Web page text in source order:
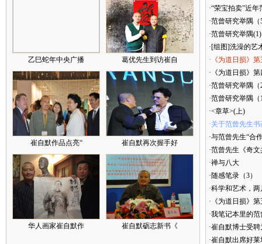
乙巳蛇年中央广播 葛优先生到访崔自
崔自默作品点亮“ 崔自默再次握手好
华人画家崔自默作 崔自默砺志新书《
·“荣宝拍卖”近
·范曾研究举隅（
·范曾研究举隅(1)
·[组图]洗澡的艺
·《为道日损》
·《为道日损》
·范曾研究举隅（
·范曾研究举隅（
·<章草>(上)
·关于范曾先生
·与范曾先生“合
·范曾先生《奇
·禅与八大
·随感笔录（3）
·科学和艺术，
·《为道日损》
·我笔记本里的
·崔自默博士受
·崔自默出席好